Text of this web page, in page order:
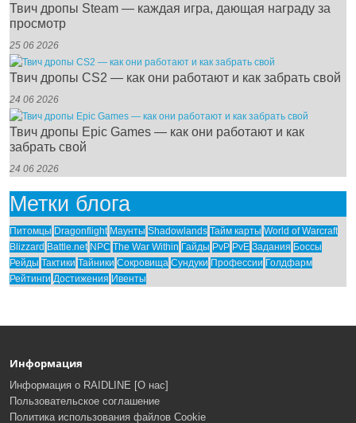
Твич дропы Steam — каждая игра, дающая награду за
просмотр
25 06 2026
Твич дропы CS2 — как они работают и как забрать свой
24 06 2026
Твич дропы Epic Games — как они работают и как
забрать свой
24 06 2026
Метки блога
Питомцы Dragonflight Маунты Shadowlands Тайм карты World of Warcraft
Blizzard Battle.net NPC The War Within Гайды PvP PvE Задания Боссы
Рейды Тактики Тайники Сокровища Сундуки Профессии Голдфарм
Рейтинги Достижения Ивенты
Информация
Информация о RAIDLINE [О нас]
Пользовательское соглашение
Политика использования файлов Cookie